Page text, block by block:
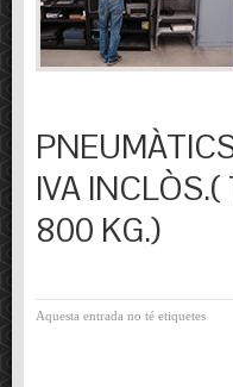
IVA
800 KG.)
Aquesta entrada no té etiquetes